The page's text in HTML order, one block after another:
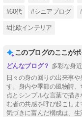
#60代 #シニアブログ
#北欧インテリア
このブログのここが
多彩な身
日々の身の回りの出来事
す。身内や季節の風物詩
点とシンプルな言葉で描
む者の共感を呼び起こし
気づきに富んだ構成は、